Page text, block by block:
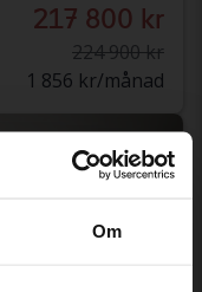
Om
217 800 kr
224 900 kr
1 856 kr/månad